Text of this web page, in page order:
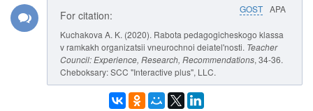
GOST APA
For citation:
Kuchakova A. K. (2020). Rabota pedagogicheskogo klassa
v ramkakh organizatsii vneurochnoi deiatel'nosti. Teacher
Council: Experience, Research, Recommendations, 34-36.
Cheboksary: SCC "Interactive plus", LLC.